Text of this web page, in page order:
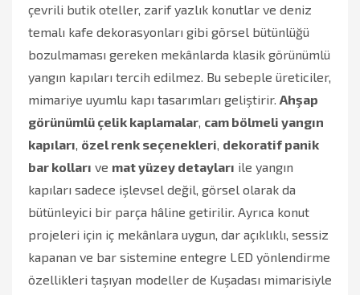
çevrili butik oteller, zarif yazlık konutlar ve deniz
temalı kafe dekorasyonları gibi görsel bütünlüğü
bozulmaması gereken mekânlarda klasik görünümlü
yangın kapıları tercih edilmez. Bu sebeple üreticiler,
mimariye uyumlu kapı tasarımları geliştirir. Ahşap
görünümlü çelik kaplamalar, cam bölmeli yangın
kapıları, özel renk seçenekleri, dekoratif panik
bar kolları ve mat yüzey detayları ile yangın
kapıları sadece işlevsel değil, görsel olarak da
bütünleyici bir parça hâline getirilir. Ayrıca konut
projeleri için iç mekânlara uygun, dar açıklıklı, sessiz
kapanan ve bar sistemine entegre LED yönlendirme
özellikleri taşıyan modeller de Kuşadası mimarisiyle